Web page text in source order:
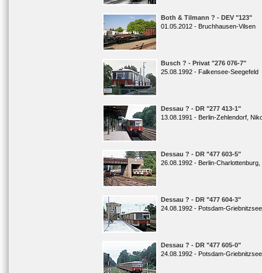
Both & Tilmann ? - DEV "123"
01.05.2012 - Bruchhausen-Vilsen
Busch ? - Privat "276 076-7"
25.08.1992 - Falkensee-Seegefeld
Dessau ? - DR "277 413-1"
13.08.1991 - Berlin-Zehlendorf,
Dessau ? - DR "477 603-5"
26.08.1992 - Berlin-
Dessau ? - DR "477 604-3"
24.08.1992 - Potsdam-
Dessau ? - DR "477 605-0"
24.08.1992 - Potsdam-Griebnitzsee